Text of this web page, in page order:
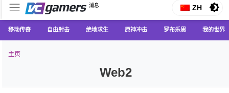
VC游戏新闻
消息
仅在 VCGamers 获取最新的游戏新闻
ZH
移动传奇 自由射击 绝地求生 原神冲击 罗布乐思 我的世界
主页
Web2